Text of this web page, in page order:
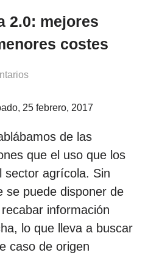
2.0: mejores
costes
25 febrero, 2017
de las
que el uso que los
sector agrícola. Sin
se puede disponer de
información
lo que lleva a buscar
caso de origen